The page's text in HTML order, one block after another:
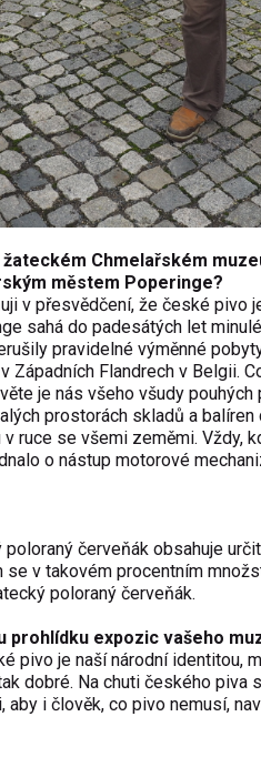
Chmelařském
městem Poperinge?
v přesvědčení, že české pivo
sahá do padesátých let
pravidelné výměnné
Flandrech v Belgii.
je nás všeho všudy
prostorách skladů a
ruce se všemi zeměmi. Vždy,
o nástup motorové
červeňák obsahuje
v takovém procentním
poloraný červeňák.
expozic vašeho
pivo je naší národní identitou,
dobré. Na chuti českého piva
i člověk, co pivo nemusí,